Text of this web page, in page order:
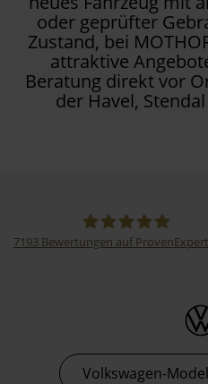
oder geprüfter
Zustand, bei
attraktive
Beratung direkt vor
der Havel,
7193 Bewertungen auf
Volkswagen-